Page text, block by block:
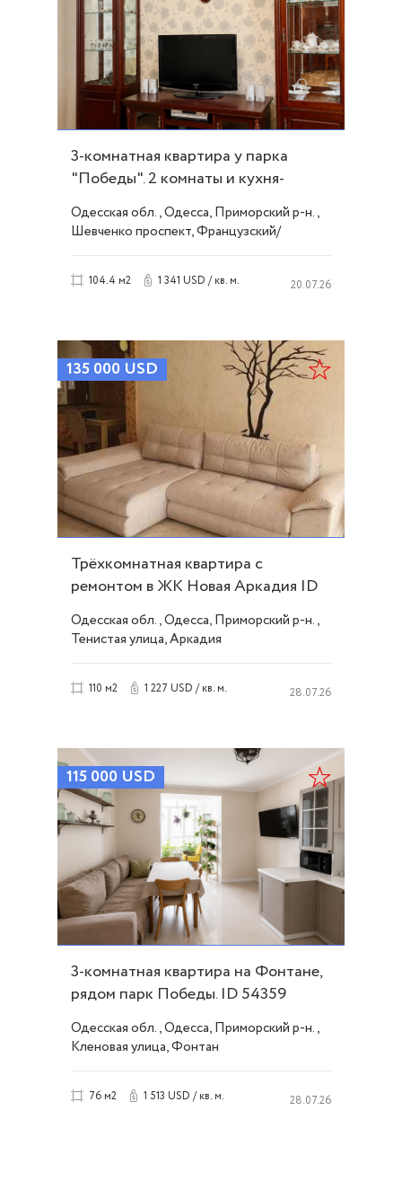
3-комнатная квартира у парка
"Победы". 2 комнаты и кухня-
гостиная ID 54083
Одесская обл., Одесса, Приморский р-н.,
Шевченко проспект, Французский/
104.4 м2 1 341 USD / кв. м. 20.07.26
135 000 USD
Трёхкомнатная квартира с
ремонтом в ЖК Новая Аркадия ID
53071
Одесская обл., Одесса, Приморский р-н.,
Тенистая улица, Аркадия
110 м2 1 227 USD / кв. м. 28.07.26
115 000 USD
3-комнатная квартира на Фонтане,
рядом парк Победы. ID 54359
Одесская обл., Одесса, Приморский р-н.,
Кленовая улица, Фонтан
76 м2 1 513 USD / кв. м. 28.07.26